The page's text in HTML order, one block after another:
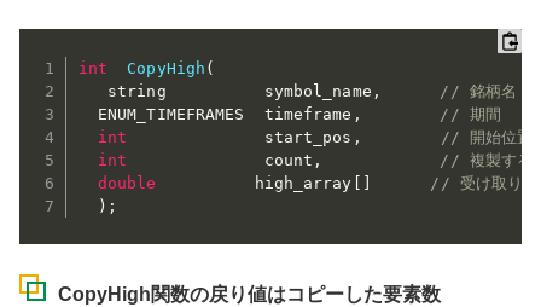
int CopyHigh (
   string          symbol_name
,
// 銘柄名
  ENUM_TIMEFRAMES  timeframe
,
// 期間
int
              start_pos
,
// 開始位
int
              count
,
// 複製する
double
          high_array
[ ]
// 受け取り
) ;
CopyHigh関数の戻り値はコピーした要素数